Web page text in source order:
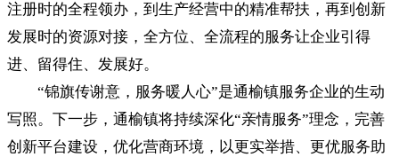
注册时的全程领办，到生产经营中的精准帮扶，再到创新
发展时的资源对接，全方位、全流程的服务让企业引得
进、留得住、发展好。
“锦旗传谢意，服务暖人心”是通榆镇服务企业的生动
写照。下一步，通榆镇将持续深化“亲情服务”理念，完善
创新平台建设，优化营商环境，以更实举措、更优服务助